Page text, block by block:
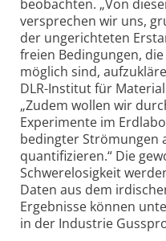
beobachten. „Von
versprechen wir uns,
der unge­richteten
freien Bedin­gungen,
möglich sind,
DLR-Institut für
„Zudem wollen wir
Experimente im
bedingter Strömungen
quanti­fizieren.“ Die
Schwere­losigkeit
Daten aus dem
Ergeb­nisse können
in der Industrie